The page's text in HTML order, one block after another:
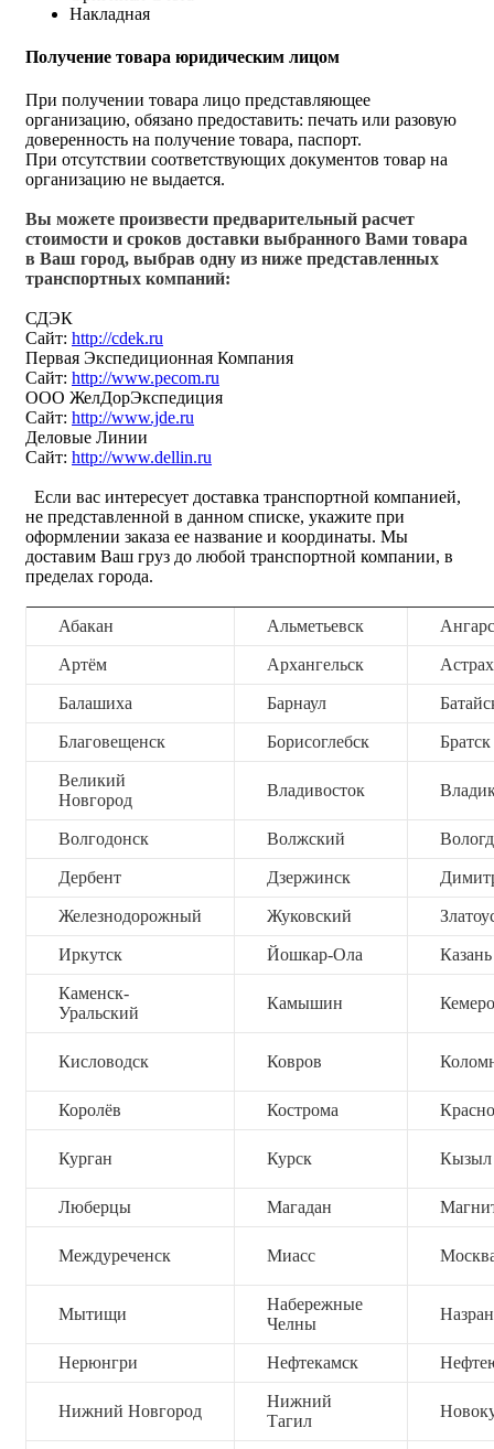
Накладная
Получение товара юридическим лицом
При получении товара лицо представляющее
организацию, обязано предоставить: печать или разовую
доверенность на получение товара, паспорт.
При отсутствии соответствующих документов товар на
организацию не выдается.
Вы можете произвести предварительный расчет
стоимости и сроков доставки выбранного Вами товара
в Ваш город, выбрав одну из ниже представленных
транспортных компаний:
СДЭК
Сайт: http://cdek.ru
Первая Экспедиционная Компания
Сайт: http://www.pecom.ru
ООО ЖелДорЭкспедиция
Сайт: http://www.jde.ru
Деловые Линии
Сайт: http://www.dellin.ru
Если вас интересует доставка транспортной компанией,
не представленной в данном списке, укажите при
оформлении заказа ее название и координаты. Мы
доставим Ваш груз до любой транспортной компании, в
пределах города.
Абакан Альметьевск
Артём Архангельск
Балашиха Барнаул
Благовещенск Борисоглебск Братск
Великий
Новгород
Владивосток
Волгодонск Волжский
Дербент Дзержинск
Железнодорожный Жуковский
Иркутск Йошкар-Ола Казань
Каменск-
Уральский
Камышин
Кисловодск Ковров
Королёв Кострома
Курган Курск Кызыл
Люберцы Магадан
Междуреченск Миасс
Мытищи
Набережные
Челны
Нерюнгри Нефтекамск
Нижний Новгород
Нижний
Тагил